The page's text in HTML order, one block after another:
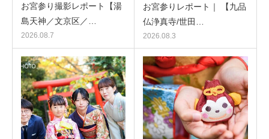
お宮参り撮影レポート【湯
島天神／文京区／…
2026.08.7
お宮参りレポート｜ 【九品
仏浄真寺/世田…
2026.08.3